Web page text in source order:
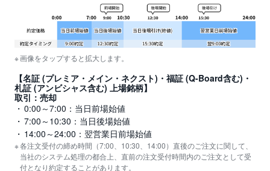
ン
先
物
・
オ
プ
シ
ョ
ン
商
品
先
物
現物
画像をタップすると拡大します。
【名証 (プレミア・メイン・ネクスト)・福証 (Q-Board含む)・
札証 (アンビシャス含む) 上場銘柄】
取引：売却
0:00～7:00：当日前場始値
7:00～10:30：当日後場始値
14:00～24:00：翌営業日前場始値
各注文受付の締め時間（7:00、10:30、14:00）直後のご注文に関して、
当社のシステム処理の都合上、直前の注文受付時間内のご注文として受
付となり約定することがあります。